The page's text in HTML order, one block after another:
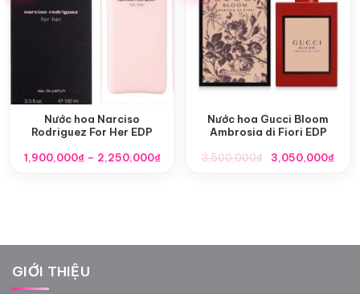
Nước hoa Narciso
Rodriguez For Her EDP
1,900,000₫ – 2,250,000₫Khoảng
Nước hoa Gucci Bloom
Ambrosia di Fiori EDP
3,500,000₫
Giá
3,050,000₫Giá
GIỚI THIỆU